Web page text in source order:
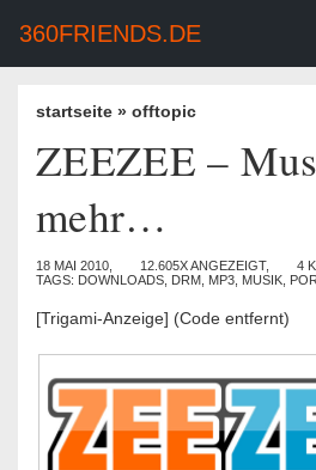
360FRIENDS.DE
startseite » offtopic
ZEEZEE –
mehr…
18 MAI 2010, 12.605X ANGEZEIGT,
4
TAGS: DOWNLOADS DRM MP3 MUSIK
[Trigami-Anzeige] (Code entfernt)